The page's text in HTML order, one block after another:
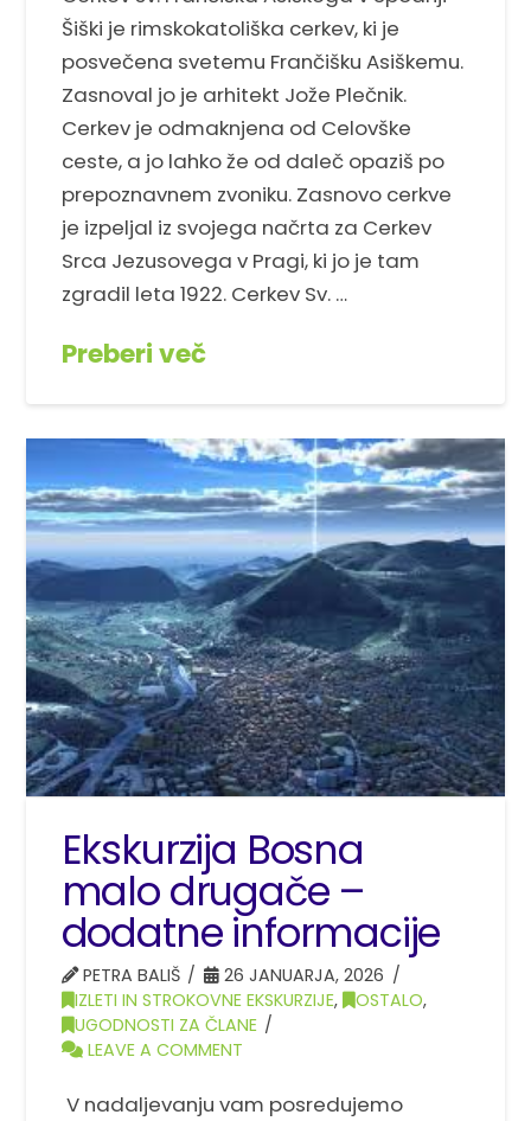
Šiški je rimskokatoliška cerkev, ki je
posvečena svetemu Frančišku Asiškemu.
Zasnoval jo je arhitekt Jože Plečnik.
Cerkev je odmaknjena od Celovške
ceste, a jo lahko že od daleč opaziš po
prepoznavnem zvoniku. Zasnovo cerkve
je izpeljal iz svojega načrta za Cerkev
Srca Jezusovega v Pragi, ki jo je tam
zgradil leta 1922. Cerkev Sv. …
Preberi več
Ekskurzija Bosna
malo drugače –
dodatne informacije
PETRA BALIŠ
26 JANUARJA, 2026
IZLETI IN STROKOVNE EKSKURZIJE, OSTALO,
UGODNOSTI ZA ČLANE
LEAVE A COMMENT
V nadaljevanju vam posredujemo